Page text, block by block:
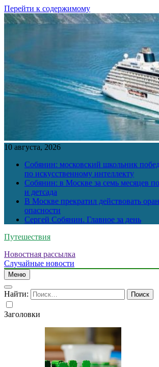
Перейти к содержимому
10 августа, 2026
Собянин: московский школьник
по искусственному интеллекту
Собянин: в Москве за семь месяцев
и детсада
В Москве прекратил действовать
опасности
Сергей Собянин. Главное за день
Путешествия
Новостная рассылка
Случайные новости
Меню
Найти:
Заголовки